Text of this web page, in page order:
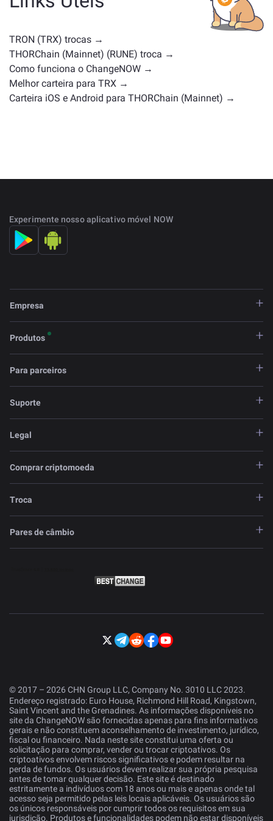
com casos de uso ou posições de mercado
semelhantes. Confira todos os ativos disponíveis para
troca napágina principal de troca
TRON (TRX) trocas →
THORChain (Mainnet) (RUNE) troca →
Como funciona o ChangeNOW →
Melhor carteira para TRX →
Carteira iOS e Android para THORChain (Mainnet) →
Experimente nosso aplicativo móvel NOW
Empresa
Produtos
Para parceiros
Suporte
Legal
Comprar criptomoeda
Troca
Pares de câmbio
© 2017 – 2026 CHN Group LLC, Company No. 3010 LLC 2023.
Endereço registrado: Euro House, Richmond Hill Road, Kingstown,
Saint Vincent and the Grenadines. As informações disponíveis no
site da ChangeNOW são fornecidas apenas para fins informativos
gerais e não constituem aconselhamento de investimento, jurídico,
fiscal ou financeiro. Nada neste site constitui uma oferta ou
solicitação para comprar, vender ou trocar criptoativos. Os
criptoativos envolvem riscos significativos e podem resultar na
perda de fundos. Os usuários devem realizar sua própria pesquisa
antes de tomar qualquer decisão. Este site é destinado
estritamente a indivíduos com 18 anos ou mais e apenas onde tal
acesso seja permitido pelas leis locais aplicáveis. Os usuários são
os únicos responsáveis por cumprir todos os requisitos em sua
jurisdição. Produtos e funcionalidades podem não estar disponíveis